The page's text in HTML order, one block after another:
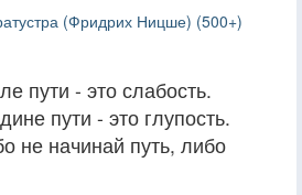
(Фридрих Ницше) (500+)
пути - это слабость.
пути - это глупость.
не начинай путь, либо